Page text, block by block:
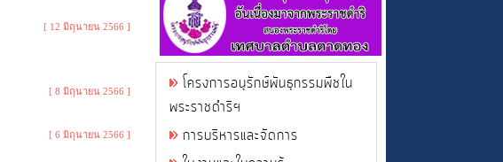
[ 12 มิถุนายน 2566 ]
[ 8 มิถุนายน 2566 ]
[ 6 มิถุนายน 2566 ]
โครงการอนุรักษ์พันธุกรรมพืชใน
พระราชดำริฯ
การบริหารและจัดการ